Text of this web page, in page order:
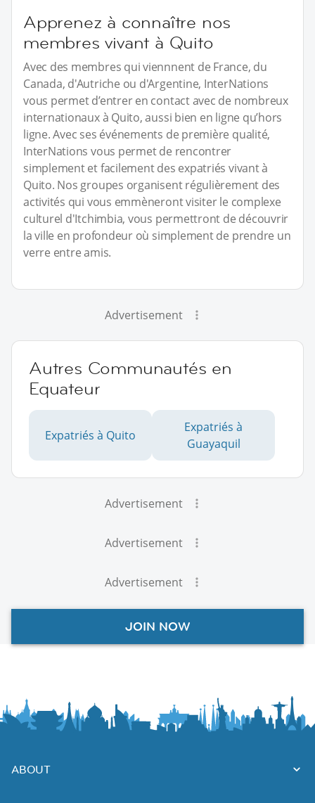
Apprenez à connaître nos
membres vivant à Quito
Avec des membres qui viennnent de France, du
Canada, d'Autriche ou d'Argentine, InterNations
vous permet d’entrer en contact avec de nombreux
internationaux à Quito, aussi bien en ligne qu’hors
ligne. Avec ses événements de première qualité,
InterNations vous permet de rencontrer
simplement et facilement des expatriés vivant à
Quito. Nos groupes organisent régulièrement des
activités qui vous emmèneront visiter le complexe
culturel d'Itchimbia, vous permettront de découvrir
la ville en profondeur où simplement de prendre un
verre entre amis.
Advertisement
Autres Communautés en
Equateur
Expatriés à Quito
Expatriés à
Guayaquil
Advertisement
Advertisement
Advertisement
JOIN NOW
ABOUT